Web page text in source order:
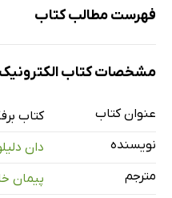
فهرست مطالب کتاب
مشخصات کتاب الکترونیک
عنوان کتاب
کتاب
نویسنده
دان
مترجم
پیمان